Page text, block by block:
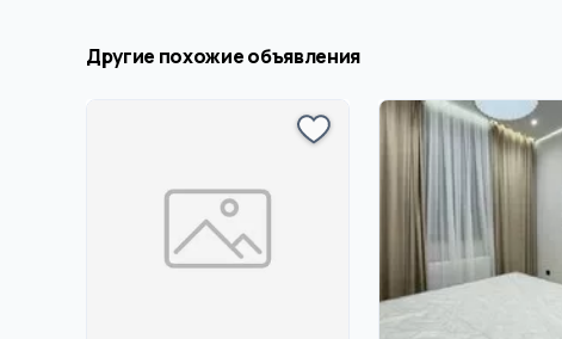
Другие похожие объявления